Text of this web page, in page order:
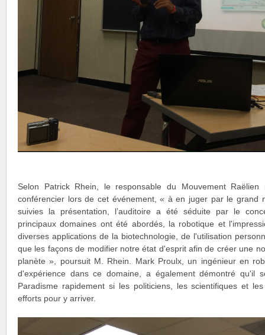
Selon Patrick Rhein, le responsable du Mouvement
conférencier lors de cet événement, « à en juger par le grand
suivies la présentation, l’auditoire a été séduite par le
principaux domaines ont été abordés, la robotique et
diverses applications de la biotechnologie, de l'utilisation
que les façons de modifier notre état d'esprit afin de créer une
planète », poursuit M. Rhein. Mark Proulx, un ingénieur en
d'expérience dans ce domaine, a également démontré qu'il
Paradisme rapidement si les politiciens, les scientifiques et
efforts pour y arriver.